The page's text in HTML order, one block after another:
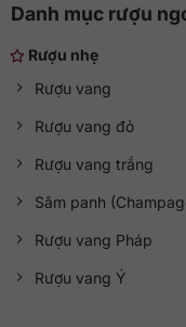
Danh mục rượu
Rượu nhẹ
Rượu vang
Rượu vang đỏ
Rượu vang trắng
Sâm panh
Rượu vang Pháp
Rượu vang Ý